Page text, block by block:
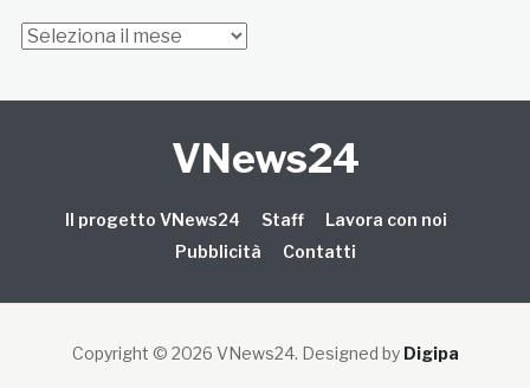
Archivi
VNews24
Il progetto VNews24 Staff
Lavora con noi
Pubblicità
Contatti
Copyright © 2026 VNews24. Designed by Digipa